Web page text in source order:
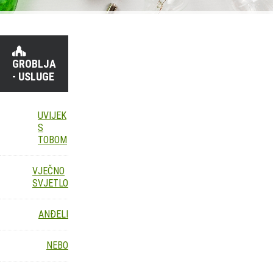
GROBLJA
- USLUGE
UVIJEK
S
TOBOM
VJEČNO
SVJETLO
ANĐELI
NEBO